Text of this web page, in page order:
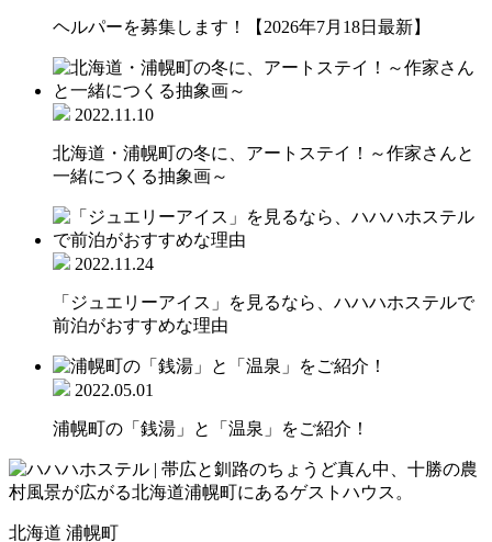
ヘルパーを募集します！【2026年7月18日最新】
2022.11.10
北海道・浦幌町の冬に、アートステイ！～作家さんと
一緒につくる抽象画～
2022.11.24
「ジュエリーアイス」を見るなら、ハハハホステルで
前泊がおすすめな理由
2022.05.01
浦幌町の「銭湯」と「温泉」をご紹介！
北海道 浦幌町